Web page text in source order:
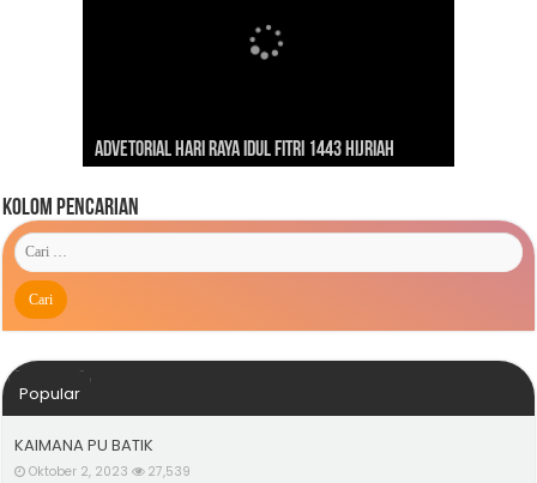
Lebih Kuat’
Advetorial Hari Raya Idul Fitri 1443 Hijriah
Tahun 2019
Kolom Pencarian
Popular
KAIMANA PU BATIK
Oktober 2, 2023 27,539